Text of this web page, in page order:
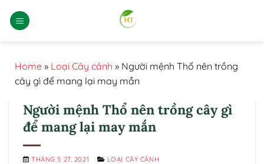
qua
Home » Loại Cây cảnh » Người mệnh Thổ nên trồng
cây gì để mang lại may mắn
Người mệnh Thổ nên trồng cây gì
để mang lại may mắn
THÁNG 5 27, 2021 LOẠI CÂY CẢNH